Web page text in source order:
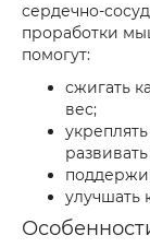
сердечно-
проработки
помогут:
сжигать
вес;
улучшать